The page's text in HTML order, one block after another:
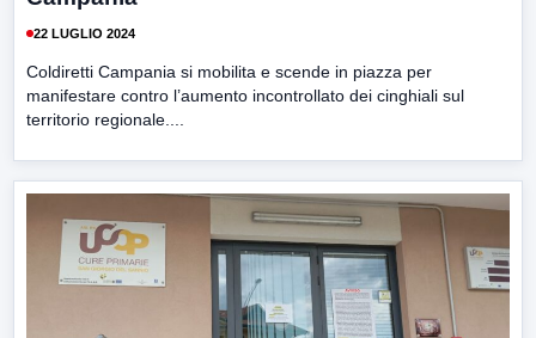
22 LUGLIO 2024
Coldiretti Campania si mobilita e scende in piazza per
manifestare contro l’aumento incontrollato dei cinghiali sul
territorio regionale....